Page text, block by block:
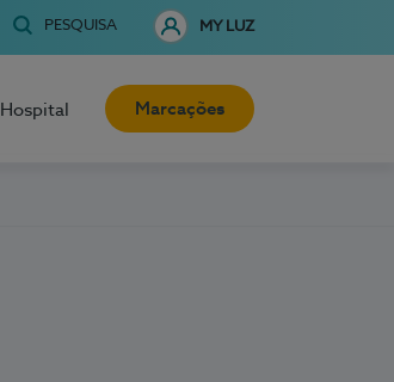
PESQUISA MY LUZ
Marcações